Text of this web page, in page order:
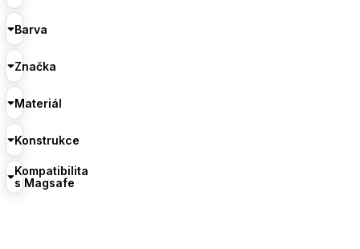
Barva
Značka
Materiál
Konstrukce
Kompatibilita
s Magsafe